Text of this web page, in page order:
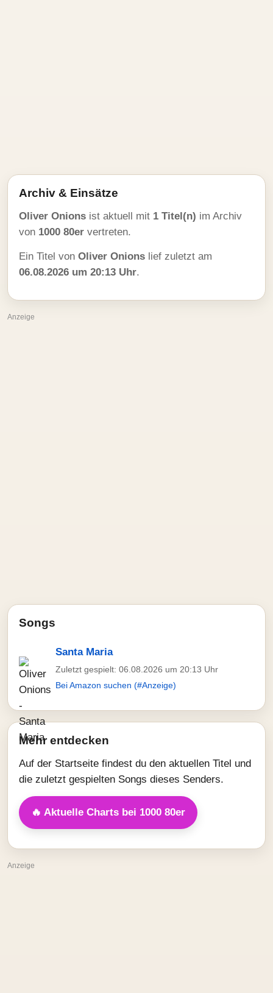
Archiv & Einsätze
Oliver Onions ist aktuell mit 1 Titel(n) im Archiv
von 1000 80er vertreten.
Ein Titel von Oliver Onions lief zuletzt am
06.08.2026 um 20:13 Uhr.
Anzeige
Songs
Santa Maria
Zuletzt gespielt: 06.08.2026 um 20:13 Uhr
Bei Amazon suchen (#Anzeige)
Mehr entdecken
Auf der Startseite findest du den aktuellen Titel und
die zuletzt gespielten Songs dieses Senders.
🔥 Aktuelle Charts bei 1000 80er
Anzeige